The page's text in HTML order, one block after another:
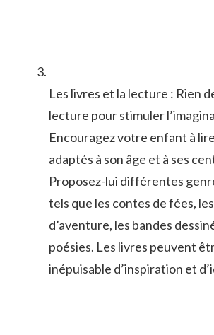
Les livres et ‌la lecture : Rien
lecture pour stimuler
Encouragez votre enfant‌ à
adaptés‌ à ‌son âge et à‍ ses
Proposez-lui différentes
tels⁣ que⁣ les contes de fées,
d’aventure, les ⁢bandes
poésies. Les livres‌ peuvent
inépuisable d’inspiration et